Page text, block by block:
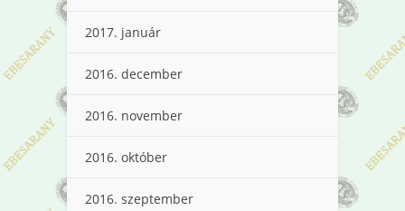
2017. január
2016. december
2016. november
2016. október
2016. szeptember